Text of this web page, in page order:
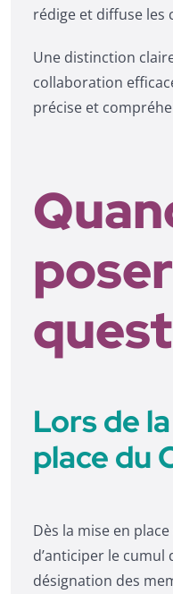
rédige et diffuse les
Une distinction
collaboration
précise et
Lors de
place du
Dès la mise en
d’anticiper le
désignation des